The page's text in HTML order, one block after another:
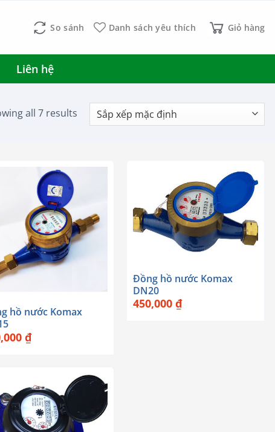
So sánh Danh sách yêu thích Giỏ hàng
Liên hệ
all 7 results
hồ nước Komax
₫
Đồng hồ nước Komax
DN20
450,000₫